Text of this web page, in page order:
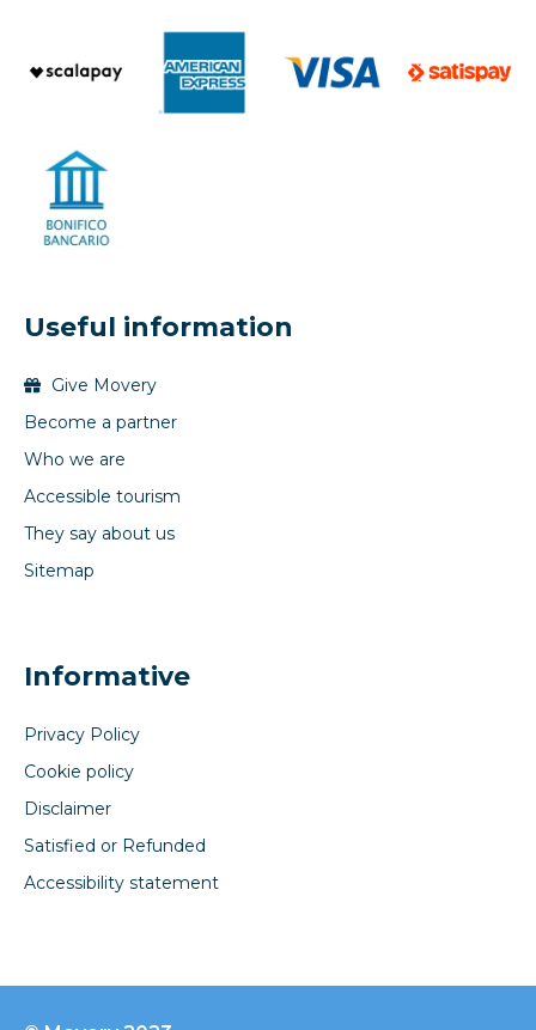
Useful information
Give Movery
Become a partner
Who we are
Accessible tourism
They say about us
Sitemap
Informative
Privacy Policy
Cookie policy
Disclaimer
Satisfied or Refunded
Accessibility statement